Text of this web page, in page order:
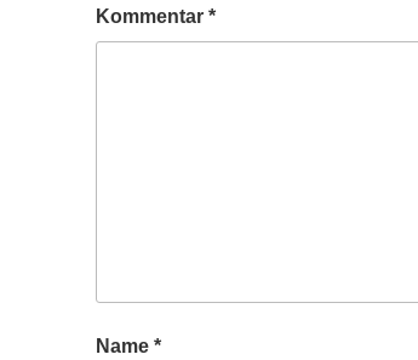
Kommentar *
Name *